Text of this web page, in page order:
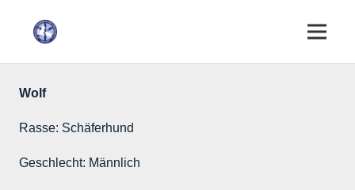
Wolf
Rasse: Schäferhund
Geschlecht: Männlich